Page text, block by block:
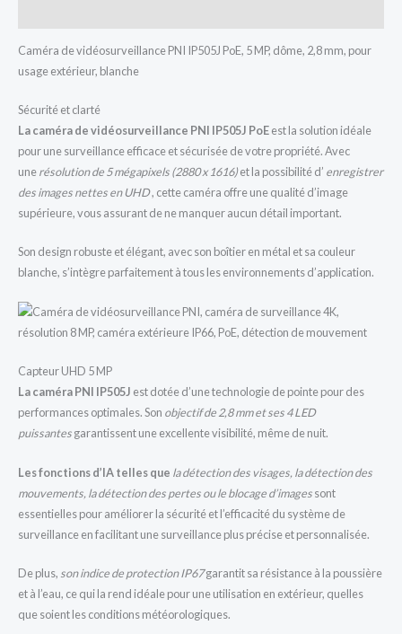
Caméra de vidéosurveillance PNI IP505J PoE, 5 MP, dôme, 2,8 mm, pour
usage extérieur, blanche
Sécurité et clarté
La caméra de vidéosurveillance PNI IP505J PoEest la solution idéale
pour une surveillance efficace et sécurisée de votre propriété. Avec
unerésolutionde 5 mégapixels (2880 x 1616)et la possibilité d’ enregistrer
des images nettes en UHD, cette caméra offre une qualité d’image
supérieure, vous assurant de ne manquer aucun détail important.
Son design robuste et élégant, avec son boîtier en métal et sa couleur
blanche, s’intègre parfaitement à tous les environnements d’application.
Capteur UHD 5 MP
La caméraPNI IP505J est dotée d’une technologie de pointe pour des
performances optimales. Son objectif de 2,8 mm et ses 4 LED
puissantesgarantissent une excellente visibilité, même de nuit.
Les fonctions d’IA telles que la détection des visages, la détection des
mouvements, la détection des pertes ou le blocage d’imagessont
essentielles pour améliorer la sécurité et l’efficacité du système de
surveillance en facilitant une surveillance plus précise et personnalisée.
De plus, son indice de protection IP67garantit sa résistance à la poussière
et à l’eau, ce qui la rend idéale pour une utilisation en extérieur, quelles
que soient les conditions météorologiques.